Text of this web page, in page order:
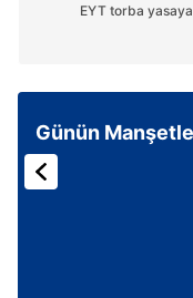
EYT torba
Günün